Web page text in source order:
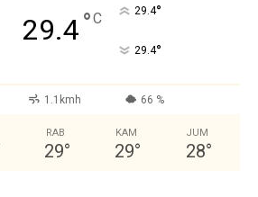
29.4°C 29.4°
29.4°
1.1kmh 66 %
RAB
29°
KAM
29°
JUM
28°